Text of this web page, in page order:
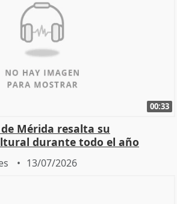
00:33
Mérida resalta su
durante todo el año
13/07/2026